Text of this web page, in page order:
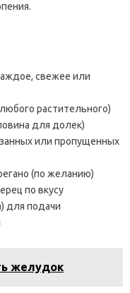
свежее или
растительного)
для долек)
или пропущенных
(по желанию)
по вкусу
для подачи
желудок